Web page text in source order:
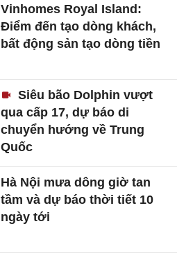
Vinhomes Royal Island:
Điểm đến tạo dòng khách,
bất động sản tạo dòng tiền
Siêu bão Dolphin vượt
qua cấp 17, dự báo di
chuyển hướng về Trung
Quốc
Hà Nội mưa dông giờ tan
tầm và dự báo thời tiết 10
ngày tới